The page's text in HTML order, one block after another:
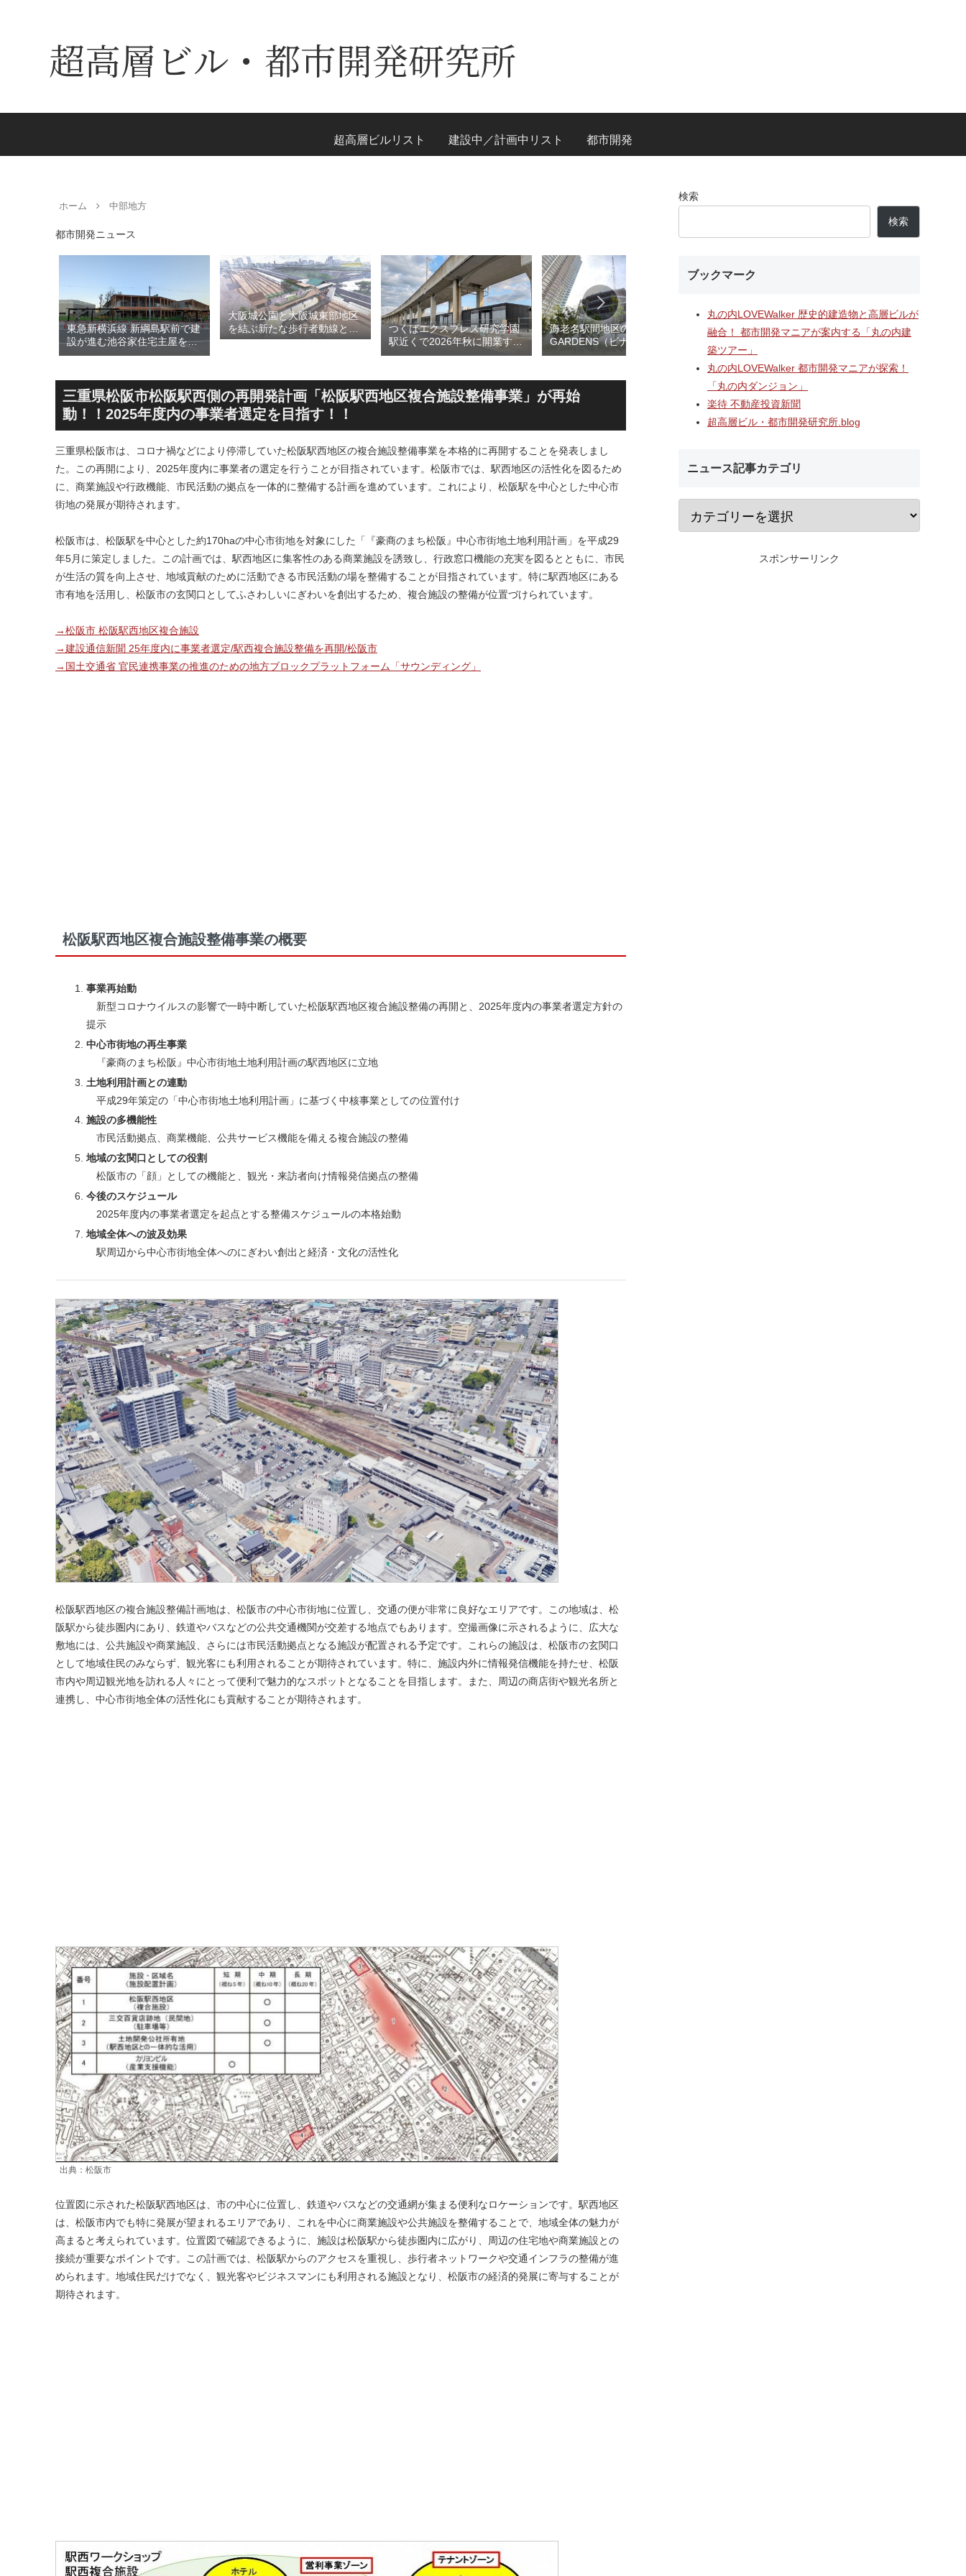
超高層ビル・都市開発研究所
超高層ビルリスト 建設中／計画中リスト 都市開発
ホーム 中部地方
都市開発ニュース
東急新横浜線 新綱島駅前で建
設が進む池谷家住宅主屋を活
用した「新綱島MICCA」！！
による新たな駅前拠点が2026
年秋誕生へ！！
大阪城公園と大阪城東部地区
を結ぶ新たな歩行者動線とな
る「大阪城公園接続デッ
表！！
つくばエクスプレス研究学園
駅近くで2026年秋に開業する
高架下商業施設「寿横
跡地の開発計画や商業ビル建
設進行などにより駅前商業地
が形成へ！！
海老名駅間地区のViNA
GARDENS（ビナ ガーデン
ズ）で建設中の「（仮称）フ
テル温浴棟」2026年夏時点建
設状況！！天然温泉のほか子
育て・ペット関連の複合施設
なんばのクボタ旧本社跡地に
の多目的アリーナ「（仮称）
Kubota LaLa arena」！！街
区名称は「Kubota field（クボ
タフィールド）」に決定！！
長崎駅前の県営バス
業」！！バスターミ
三重県松阪市松阪駅西側の再開発計画「松阪駅西地区複合施設整備事業」が再始
動！！2025年度内の事業者選定を目指す！！
三重県松阪市は、コロナ禍などにより停滞していた松阪駅西地区の複合施設整備事業を本格的に再開することを発表しまし
た。この再開により、2025年度内に事業者の選定を行うことが目指されています。松阪市では、駅西地区の活性化を図るため
に、商業施設や行政機能、市民活動の拠点を一体的に整備する計画を進めています。これにより、松阪駅を中心とした中心市
街地の発展が期待されます。
松阪市は、松阪駅を中心とした約170haの中心市街地を対象にした「『豪商のまち松阪』中心市街地土地利用計画」を平成29
年5月に策定しました。この計画では、駅西地区に集客性のある商業施設を誘致し、行政窓口機能の充実を図るとともに、市民
が生活の質を向上させ、地域貢献のために活動できる市民活動の場を整備することが目指されています。特に駅西地区にある
市有地を活用し、松阪市の玄関口としてふさわしいにぎわいを創出するため、複合施設の整備が位置づけられています。
→松阪市 松阪駅西地区複合施設
→建設通信新聞 25年度内に事業者選定/駅西複合施設整備を再開/松阪市
→国土交通省 官民連携事業の推進のための地方ブロックプラットフォーム「サウンディング」
松阪駅西地区複合施設整備事業の概要
事業再始動
新型コロナウイルスの影響で一時中断していた松阪駅西地区複合施設整備の再開と、2025年度内の事業者選定方針の
提示
中心市街地の再生事業
『豪商のまち松阪』中心市街地土地利用計画の駅西地区に立地
土地利用計画との連動
平成29年策定の「中心市街地土地利用計画」に基づく中核事業としての位置付け
施設の多機能性
市民活動拠点、商業機能、公共サービス機能を備える複合施設の整備
地域の玄関口としての役割
松阪市の「顔」としての機能と、観光・来訪者向け情報発信拠点の整備
今後のスケジュール
2025年度内の事業者選定を起点とする整備スケジュールの本格始動
地域全体への波及効果
駅周辺から中心市街地全体へのにぎわい創出と経済・文化の活性化
松阪駅西地区の複合施設整備計画地は、松阪市の中心市街地に位置し、交通の便が非常に良好なエリアです。この地域は、松
阪駅から徒歩圏内にあり、鉄道やバスなどの公共交通機関が交差する地点でもあります。空撮画像に示されるように、広大な
敷地には、公共施設や商業施設、さらには市民活動拠点となる施設が配置される予定です。これらの施設は、松阪市の玄関口
として地域住民のみならず、観光客にも利用されることが期待されています。特に、施設内外に情報発信機能を持たせ、松阪
市内や周辺観光地を訪れる人々にとって便利で魅力的なスポットとなることを目指します。また、周辺の商店街や観光名所と
連携し、中心市街地全体の活性化にも貢献することが期待されます。
出典：松阪市
位置図に示された松阪駅西地区は、市の中心に位置し、鉄道やバスなどの交通網が集まる便利なロケーションです。駅西地区
は、松阪市内でも特に発展が望まれるエリアであり、これを中心に商業施設や公共施設を整備することで、地域全体の魅力が
高まると考えられています。位置図で確認できるように、施設は松阪駅から徒歩圏内に広がり、周辺の住宅地や商業施設との
接続が重要なポイントです。この計画では、松阪駅からのアクセスを重視し、歩行者ネットワークや交通インフラの整備が進
められます。地域住民だけでなく、観光客やビジネスマンにも利用される施設となり、松阪市の経済的発展に寄与することが
期待されます。
検索
検索
ブックマーク
丸の内LOVEWalker 歴史的建造物と高層ビルが
融合！ 都市開発マニアが案内する「丸の内建
築ツアー」
丸の内LOVEWalker 都市開発マニアが探索！
「丸の内ダンジョン」
楽待 不動産投資新聞
超高層ビル・都市開発研究所.blog
ニュース記事カテゴリ
スポンサーリンク